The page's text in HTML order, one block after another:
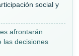
social y
afrontarán
las decisiones